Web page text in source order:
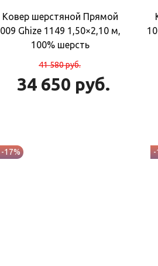
Ковер шерстяной Прямой
009 Ghize 1149 1,50×2,10 м,
100% шерсть
41 580руб.
34 650 руб.
-17% -